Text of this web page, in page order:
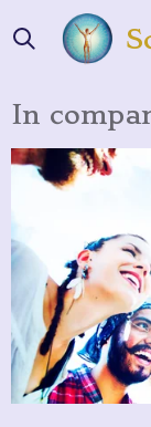
direct
de
hoofdinhoud
In